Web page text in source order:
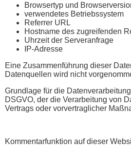
Browsertyp und
verwendetes Betriebssystem
Referrer URL
Hostname des zugreifenden
Uhrzeit der Serveranfrage
IP-Adresse
Eine Zusammenführung dieser
Datenquellen wird nicht
Grundlage für die
DSGVO, der die Verarbeitung von
Vertrags oder vorvertraglicher
Kommentarfunktion auf dieser